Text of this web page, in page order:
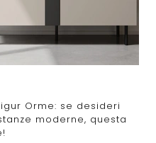
Orme: se desideri
moderne, questa